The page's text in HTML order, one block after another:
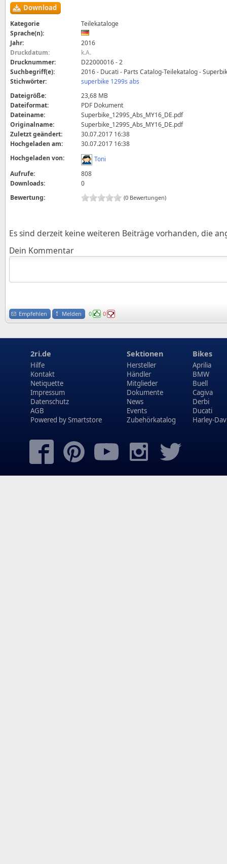
Download
Kategorie
Teilekataloge
Sprache(n):
Jahr:
2016
Druckdatum:
k.A.
Drucknummer:
D22000016 - 2
Suchbegriff(e):
2016 - Ducati - Parts Catalog-Teilekatalog -
Stichwörter:
superbike 1299s abs
Dateigröße:
23,68 MB
Dateiformat:
PDF Dokument
Dateiname:
Superbike_1299S_Abs_MY16_DE.pdf
Originalname:
Superbike_1299S_Abs_MY16_DE.pdf
Zuletzt geändert:
30.07.2017 16:38
Hochgeladen am:
30.07.2017 16:38
Hochgeladen von:
Toni
Aufrufe:
808
Downloads:
0
Bewertung:
(0 Bewertungen)
Es sind derzeit keine weiteren Beiträge vorhanden, die
Dein Kommentar
Empfehlen Melden 0 0
2ri.de
Hilfe
Kontakt
Netiquette
Impressum
Datenschutz
AGB
Powered bySmartstore
Sektionen
Hersteller
Händler
Mitglieder
Dokumente
News
Events
Zubehörkatalog
Bikes
Aprilia
BMW
Buell
Cagiva
Derbi
Ducati
Harley-